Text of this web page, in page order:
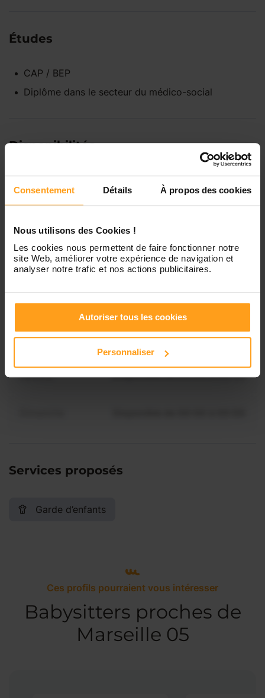
Consentement Détails À propos des cookies
Nous utilisons des Cookies !
Les cookies nous permettent de faire fonctionner notre
site Web, améliorer votre expérience de navigation et
analyser notre trafic et nos actions publicitaires.
Autoriser tous les cookies
Personnaliser
Études
CAP / BEP
Diplôme dans le secteur du médico-social
Disponibilités
Lundi Indisponible
Mardi Disponible de 00:00 à 00:00
Mercredi Disponible de 00:00 à 00:30
Jeudi Disponible de 00:00 à 00:00
Vendredi Disponible de 00:00 à 00:00
Samedi Disponible de 00:00 à 00:00
Vous souhaitez connaître les
Contactez-nous
Services proposés
Garde d’enfants
Ces profils pourraient vous intéresser
Babysitters proches de
Marseille 05